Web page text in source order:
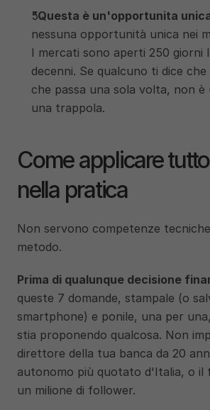
"Questa è un'opportunita
nessuna opportunità unica nei
I mercati sono aperti 250 giorni
decenni. Se qualcuno ti dice
che passa una sola volta, non
una trappola.
Come applicare
nella pratica
Non servono competenze
metodo.
Prima di qualunque decisione
queste 7 domande, stampale (o
smartphone) e ponile, una per
stia proponendo qualcosa. Non
direttore della tua banca da 20
autonomo più quotato d'Italia, o il
un milione di follower.